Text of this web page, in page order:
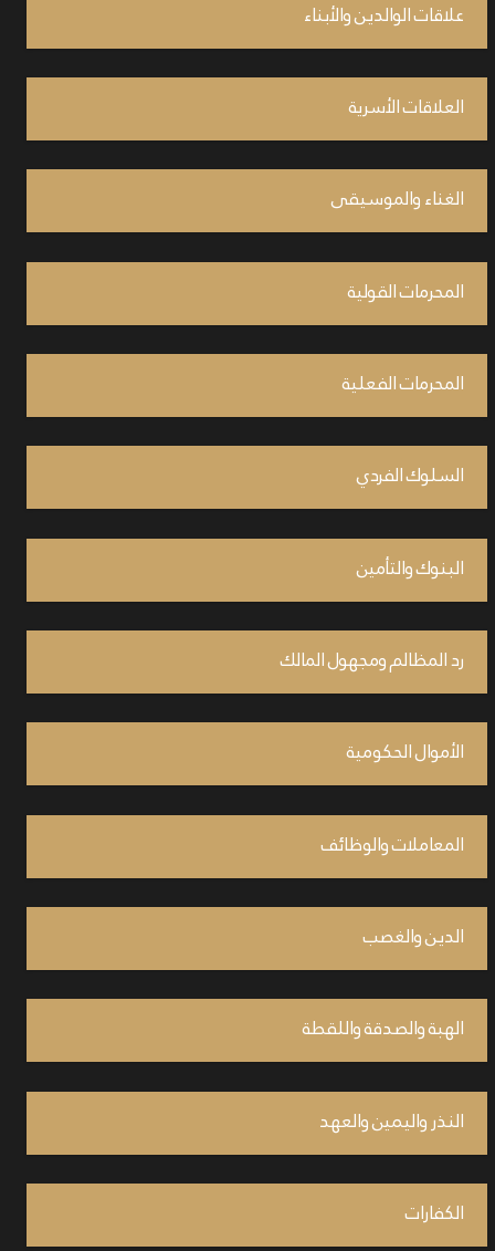
علاقات الوالدين والأبناء
العلاقات الأسرية
الغناء والموسيقى
المحرمات القولية
المحرمات الفعلية
السلوك الفردي
البنوك والتأمين
رد المظالم ومجهول المالك
الأموال الحكومية
المعاملات والوظائف
الدين والغصب
الهبة والصدقة واللقطة
النذر واليمين والعهد
الكفارات